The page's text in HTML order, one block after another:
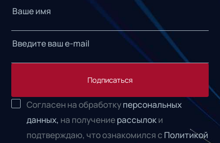
Подписаться
Согласен на обработкуперсональных
данных, на получениерассылок и
подтверждаю, что ознакомился с Политикой